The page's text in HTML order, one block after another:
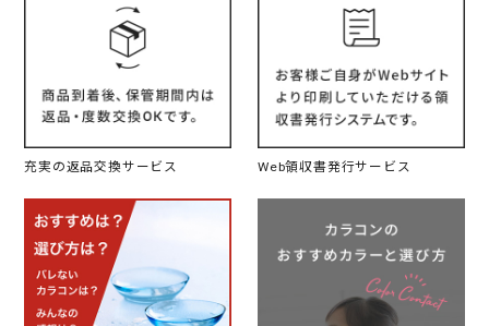
充実の返品交換サービス Web領収書発行サービス